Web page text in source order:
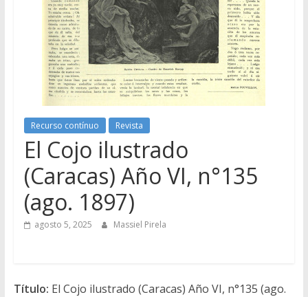
Recurso contínuo Revista
El Cojo ilustrado
(Caracas) Año VI, n°135
(ago. 1897)
agosto 5, 2025 Massiel Pirela
Título: El Cojo ilustrado (Caracas) Año VI, n°135 (ago.